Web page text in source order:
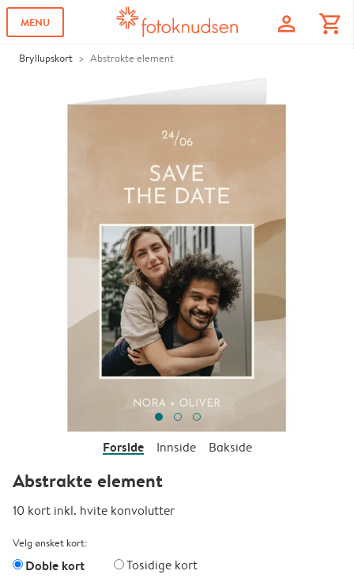
MENU profile shopping_cart
Bryllupskort Abstrakte element
Forside Innside Bakside
Abstrakte element
10 kort inkl. hvite konvolutter
Velg ønsket kort:
Doble kort Tosidige kort